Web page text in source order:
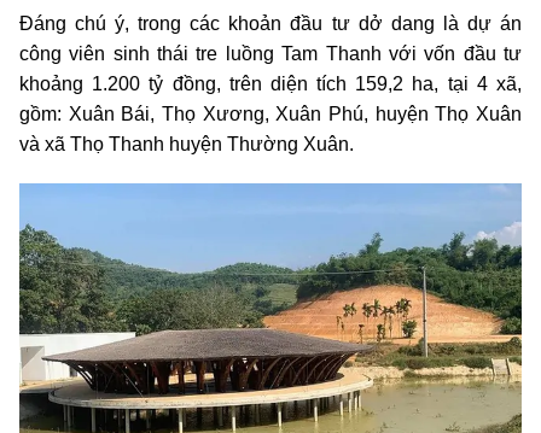
Đáng chú ý, trong các khoản đầu tư dở dang là dự án
công viên sinh thái tre luồng Tam Thanh với vốn đầu tư
khoảng 1.200 tỷ đồng, trên diện tích 159,2 ha, tại 4 xã,
gồm: Xuân Bái, Thọ Xương, Xuân Phú, huyện Thọ Xuân
và xã Thọ Thanh huyện Thường Xuân.